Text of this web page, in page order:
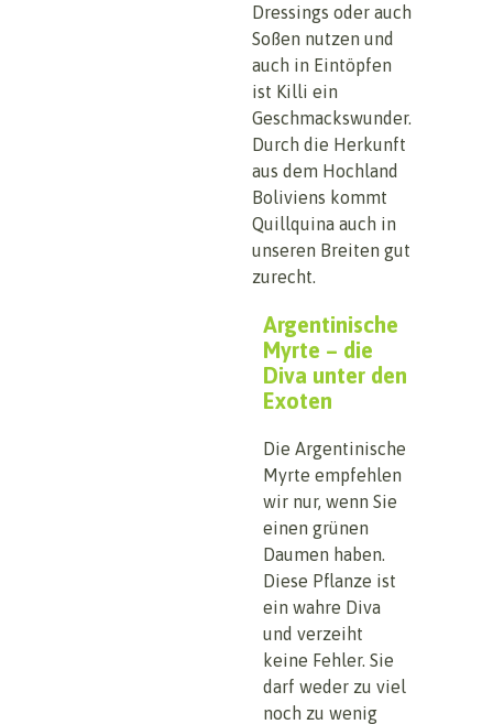
Dressings oder auch
Soßen nutzen und
auch in Eintöpfen
ist Killi ein
Geschmackswunder.
Durch die Herkunft
aus dem Hochland
Boliviens kommt
Quillquina auch in
unseren Breiten gut
zurecht.
Argentinische
Myrte – die
Diva unter den
Exoten
Die Argentinische
Myrte empfehlen
wir nur, wenn Sie
einen grünen
Daumen haben.
Diese Pflanze ist
ein wahre Diva
und verzeiht
keine Fehler. Sie
darf weder zu viel
noch zu wenig